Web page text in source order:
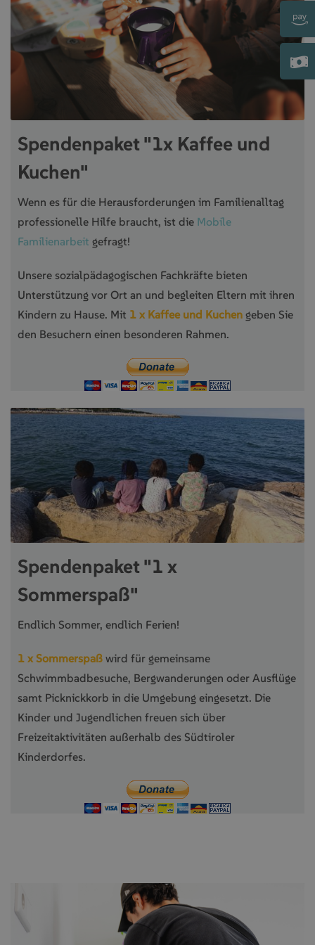
Spendenpaket "1x Kaffee und
Kuchen"
Wenn es für die Herausforderungen im Familienalltag
professionelle Hilfe braucht, ist die Mobile
Familienarbeit gefragt!
Unsere sozialpädagogischen Fachkräfte bieten
Unterstützung vor Ort an und begleiten Eltern mit ihren
Kindern zu Hause. Mit 1 x Kaffee und Kuchen geben Sie
den Besuchern einen besonderen Rahmen.
Spendenpaket "1 x
Sommerspaß"
Endlich Sommer, endlich Ferien!
1 x Sommerspaß wird für gemeinsame
Schwimmbadbesuche, Bergwanderungen oder Ausflüge
samt Picknickkorb in die Umgebung eingesetzt. Die
Kinder und Jugendlichen freuen sich über
Freizeitaktivitäten außerhalb des Südtiroler
Kinderdorfes.